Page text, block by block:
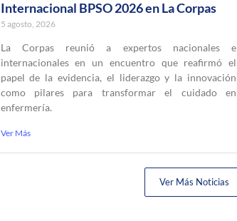
Internacional BPSO 2026 en La Corpas
5 agosto, 2026
La Corpas reunió a expertos nacionales e
internacionales en un encuentro que reafirmó el
papel de la evidencia, el liderazgo y la innovación
como pilares para transformar el cuidado en
enfermería.
Ver Más
Ver Más Noticias